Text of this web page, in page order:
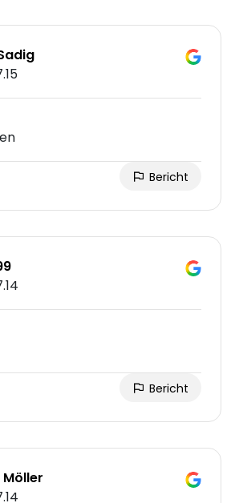
Bericht
Bericht